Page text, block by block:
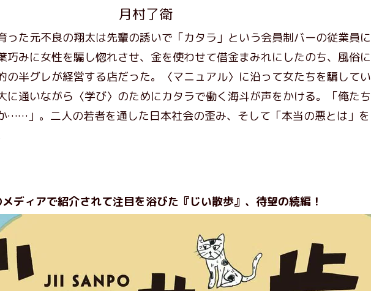
月村了衛
った元不良の翔太は先輩の誘いで「カタラ」という会員制バーの従業員に
巧みに女性を騙し惚れさせ、金を使わせて借金まみれにしたのち、風俗に
の半グレが経営する店だった。〈マニュアル〉に沿って女たちを騙してい
に通いながら〈学び〉のためにカタラで働く海斗が声をかける。「俺たち
……」。二人の若者を通した日本社会の歪み、そして「本当の悪とは」を
ディアで紹介されて注目を浴びた『じい散歩』、待望の続編！​